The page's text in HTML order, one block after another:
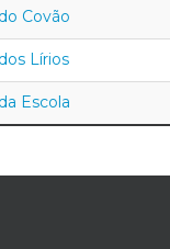
Covão
Lírios
Escola